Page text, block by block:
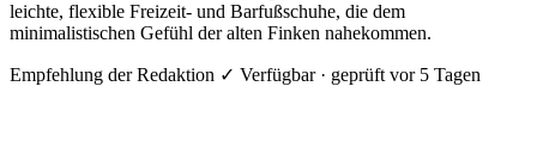
leichte, flexible Freizeit- und Barfußschuhe, die dem
minimalistischen Gefühl der alten Finken nahekommen.
Empfehlung der Redaktion ✓ Verfügbar · geprüft vor 5 Tagen